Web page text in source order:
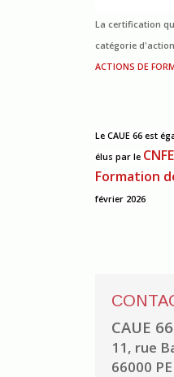
La certification
catégorie
ACTIONS DE
Le CAUE 66 est
élus par le
Formation
février 2026
CAUE 66
11, rue
66000